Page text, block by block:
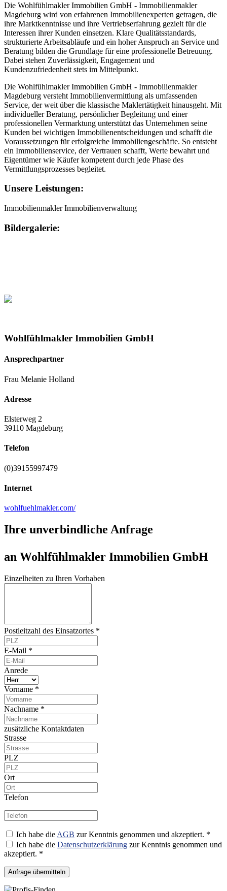
Die Wohlfühlmakler Immobilien GmbH - Immobilienmakler
Magdeburg wird von erfahrenen Immobilienexperten getragen, die
ihre Marktkenntnisse und ihre Vertriebserfahrung gezielt für die
Interessen ihrer Kunden einsetzen. Klare Qualitätsstandards,
strukturierte Arbeitsabläufe und ein hoher Anspruch an Service und
Beratung bilden die Grundlage für eine professionelle Betreuung.
Dabei stehen Zuverlässigkeit, Engagement und
Kundenzufriedenheit stets im Mittelpunkt.
Die Wohlfühlmakler Immobilien GmbH - Immobilienmakler
Magdeburg versteht Immobilienvermittlung als umfassenden
Service, der weit über die klassische Maklertätigkeit hinausgeht. Mit
individueller Beratung, persönlicher Begleitung und einer
professionellen Vermarktung unterstützt das Unternehmen seine
Kunden bei wichtigen Immobilienentscheidungen und schafft die
Voraussetzungen für erfolgreiche Immobiliengeschäfte. So entsteht
ein Immobilienservice, der Vertrauen schafft, Werte bewahrt und
Eigentümer wie Käufer kompetent durch jede Phase des
Vermittlungsprozesses begleitet.
Unsere Leistungen:
Immobilienmakler Immobilienverwaltung
Bildergalerie:
Wohlfühlmakler Immobilien GmbH
Ansprechpartner
Frau Melanie Holland
Adresse
Elsterweg 2
39110 Magdeburg
Telefon
(0)39155997479
Internet
wohlfuehlmakler.com/
Ihre unverbindliche Anfrage
an Wohlfühlmakler Immobilien GmbH
Einzelheiten zu Ihren Vorhaben
Postleitzahl des Einsatzortes *
E-Mail *
Anrede
Vorname *
Nachname *
zusätzliche Kontaktdaten
Strasse
PLZ
Ort
Telefon
Ich habe die AGB zur Kenntnis genommen und akzeptiert. *
Ich habe die Datenschutzerklärung zur Kenntnis genommen und
akzeptiert. *
Anfrage übermitteln